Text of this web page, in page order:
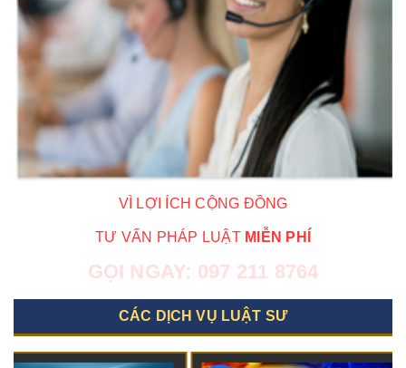
VÌ LỢI ÍCH CỘNG ĐỒNG
TƯ VẤN PHÁP LUẬT MIỄN PHÍ
GỌI NGAY: 097 211 8764
CÁC DỊCH VỤ LUẬT SƯ